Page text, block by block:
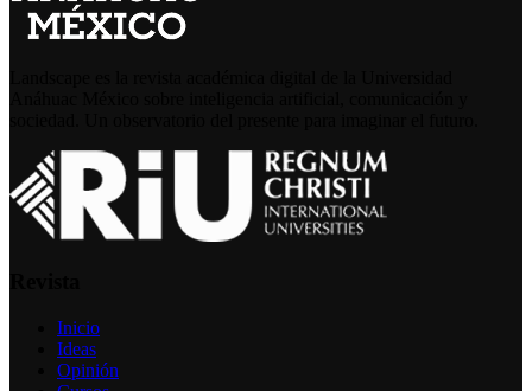
Inicio
Ideas
Opinión